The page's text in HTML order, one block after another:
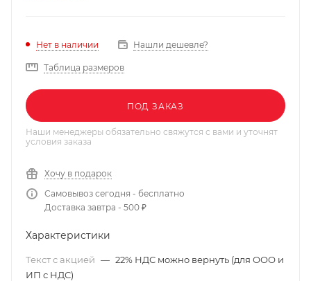
Нет в наличии Нашли дешевле?
Таблица размеров
ПОД ЗАКАЗ
Наши менеджеры обязательно свяжутся с вами и уточнят
условия заказа
Хочу в подарок
Самовывоз сегодня - бесплатно
Доставка завтра - 500 ₽
Характеристики
Текст с акцией — 22% НДС можно вернуть (для ООО и
ИП с НДС)